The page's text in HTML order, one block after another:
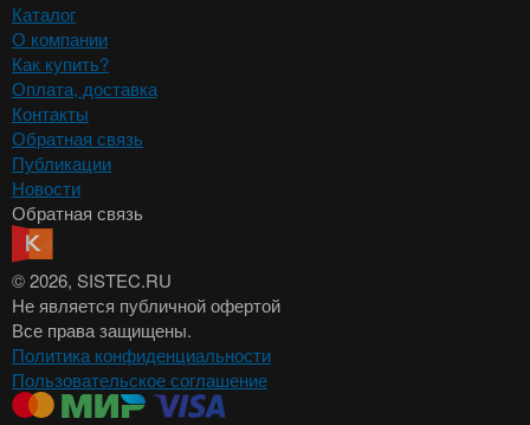
Каталог
О компании
Как купить?
Оплата, доставка
Контакты
Обратная связь
Публикации
Новости
Обратная связь
© 2026, SISTEC.RU
Не является публичной офертой
Все права защищены.
Политика конфиденциальности
Пользовательское соглашение